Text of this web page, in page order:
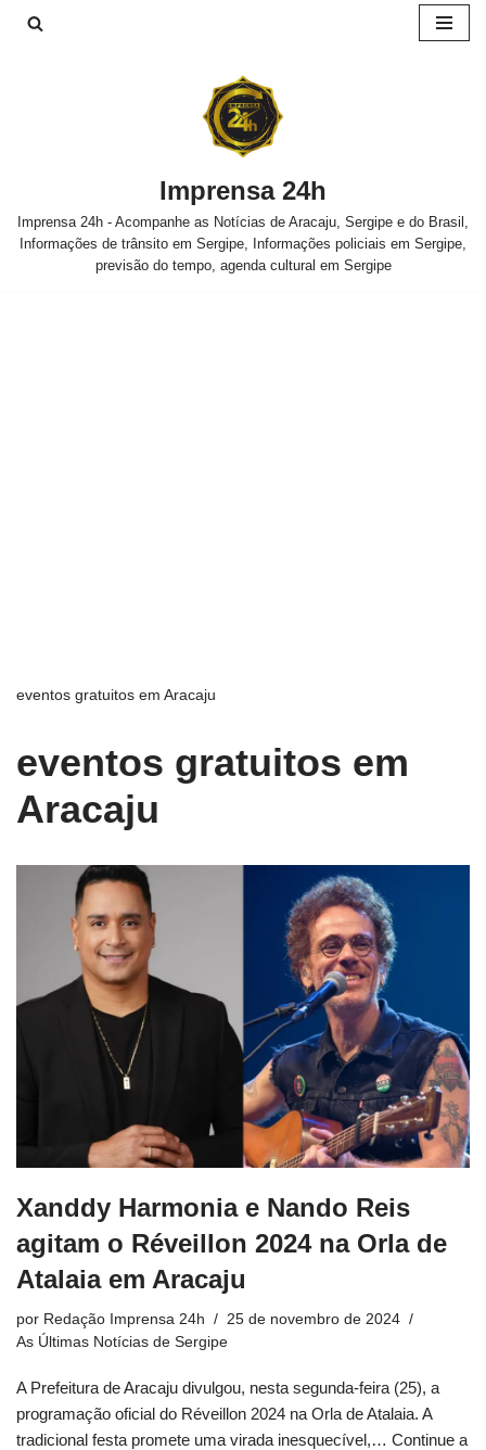
Imprensa 24h
Imprensa 24h - Acompanhe as Notícias de Aracaju, Sergipe e do Brasil,
Informações de trânsito em Sergipe, Informações policiais em Sergipe,
previsão do tempo, agenda cultural em Sergipe
eventos gratuitos em Aracaju
eventos gratuitos em
Aracaju
Xanddy Harmonia e Nando Reis
agitam o Réveillon 2024 na Orla de
Atalaia em Aracaju
por Redação Imprensa 24h
25 de novembro de 2024
As Últimas Notícias de Sergipe
A Prefeitura de Aracaju divulgou, nesta segunda-feira (25), a
programação oficial do Réveillon 2024 na Orla de Atalaia. A
tradicional festa promete uma virada inesquecível,… Continue a